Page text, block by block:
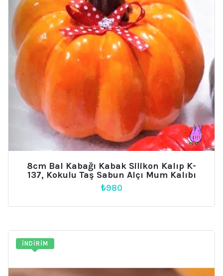
8cm Bal Kabağı Kabak Silikon Kalıp K-
137, Kokulu Taş Sabun Alçı Mum Kalıbı
₺980
İNDIRIM